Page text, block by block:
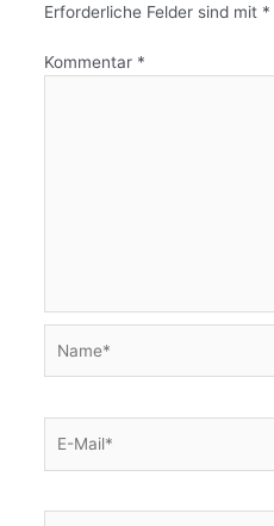
Erforderliche Felder sind mit *
Kommentar *
Mail*